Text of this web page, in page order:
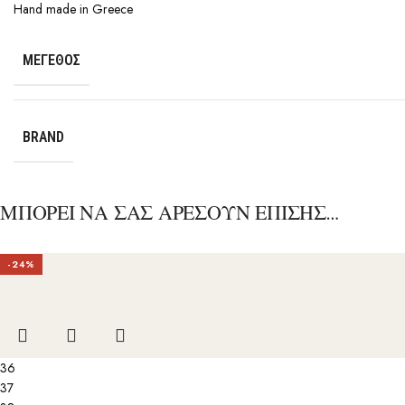
Hand made in Greece
ΜΈΓΕΘΟΣ
BRAND
ΜΠΟΡΕΙ ΝΑ ΣΑΣ ΑΡΕΣΟΥΝ ΕΠΙΣΗΣ…
-24%
36
37